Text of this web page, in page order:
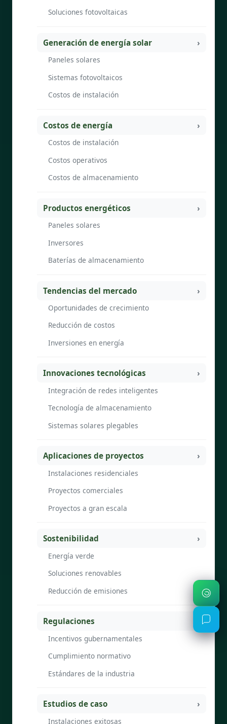
Soluciones fotovoltaicas
Generación de energía solar
Paneles solares
Sistemas fotovoltaicos
Costos de instalación
Costos de energía
Costos de instalación
Costos operativos
Costos de almacenamiento
Productos energéticos
Paneles solares
Inversores
Baterías de almacenamiento
Tendencias del mercado
Oportunidades de crecimiento
Reducción de costos
Inversiones en energía
Innovaciones tecnológicas
Integración de redes inteligentes
Tecnología de almacenamiento
Sistemas solares plegables
Aplicaciones de proyectos
Instalaciones residenciales
Proyectos comerciales
Proyectos a gran escala
Sostenibilidad
Energía verde
Soluciones renovables
Reducción de emisiones
Regulaciones
Incentivos gubernamentales
Cumplimiento normativo
Estándares de la industria
Estudios de caso
Instalaciones exitosas